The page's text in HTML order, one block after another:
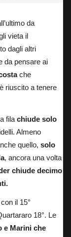
da
vieta il
dagli altri
da pensare ai
che
riuscito a tenere
fila chiude solo
Almeno
quello, solo
, ancora una volta
chiude decimo
con il 15°
18°. Le
e Marini che